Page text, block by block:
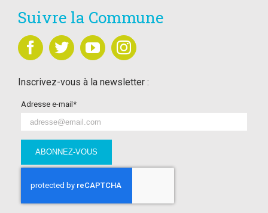
Suivre la Commune
Inscrivez-vous à la newsletter :
Adresse e-mail*